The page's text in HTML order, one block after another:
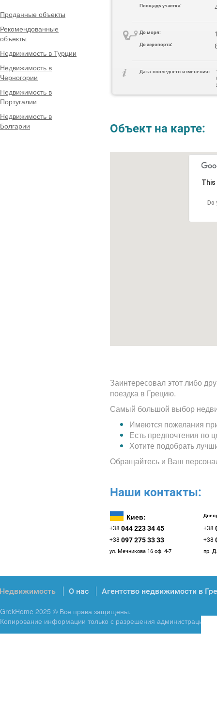
Проданные объекты
Рекомендованные
объекты
Недвижимость в Турции
Недвижимость в
Черногории
Недвижимость в
Португалии
Недвижимость в
Болгарии
Площадь участка:
До моря:
До аэропорта:
Дата последнего изменения:
Объект на карте:
This
Заинтересовал этот либо
поездка в Грецию.
Самый большой выбор
Имеются пожелания
Есть предпочтения по
Хотите подобрать
Обращайтесь и Ваш
Наши контакты:
Киев:
+38 044 223 34 45 +38
+38 097 275 33 33 +38
ул. Мечникова 16 оф. 4-7 пр.
Недвижимость О нас Агентство недвижимости в
GrekHome 2025 © Все права защищены.
Копирование информации только с разрешения администрации.